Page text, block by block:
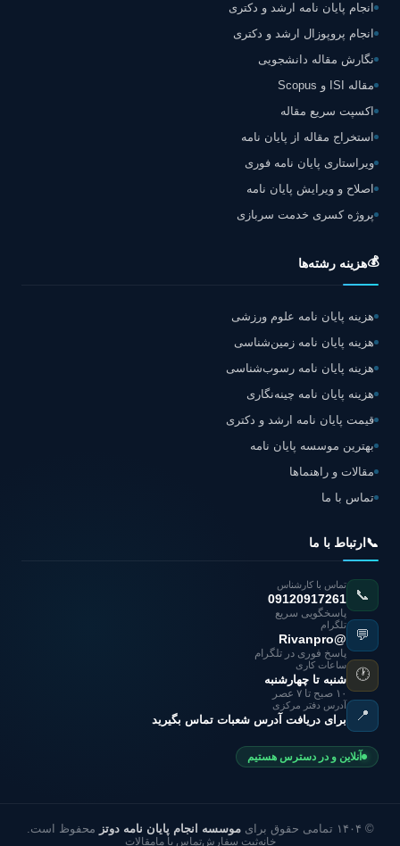
انجام پایان نامه ارشد و دکتری
انجام پروپوزال ارشد و دکتری
نگارش مقاله دانشجویی
مقاله ISI و Scopus
اکسپت سریع مقاله
استخراج مقاله از پایان نامه
ویراستاری پایان نامه فوری
اصلاح و ویرایش پایان نامه
پروژه کسری خدمت سربازی
💰هزینه رشته‌ها
هزینه پایان نامه علوم ورزشی
هزینه پایان نامه زمین‌شناسی
هزینه پایان نامه رسوب‌شناسی
هزینه پایان نامه چینه‌نگاری
قیمت پایان نامه ارشد و دکتری
بهترین موسسه پایان نامه
مقالات و راهنماها
تماس با ما
📞 ارتباط با ما
📞
تماس با کارشناس
09120917261
پاسخگویی سریع
💬
تلگرام
@Rivanpro
پاسخ فوری در تلگرام
🕐
ساعات کاری
شنبه تا چهارشنبه
۱۰ صبح تا ۷ عصر
📍
آدرس دفتر مرکزی
برای دریافت آدرس شعبات تماس بگیرید
آنلاین و در دسترس هستیم
© ۱۴۰۴ تمامی حقوق برای موسسه انجام پایان نامه دوتز
محفوظ است.
خانهثبت سفارشتماس با مامقالات